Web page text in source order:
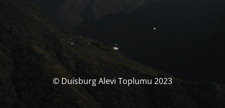
© Duisburg Alevi Toplumu 2023